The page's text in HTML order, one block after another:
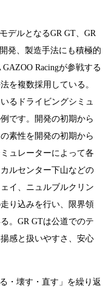
デルとなるGR GT、GR
発、製造手法にも積極的
Racingが参戦する
を複数採用している。
るドライビングシミュ
です。開発の初期から
素性を開発の初期から
ュレーターによって各
ルセンター下山などの
イ、ニュルブルクリン
り込みを行い、限界領
。GR GTは公道でのテ
感と扱いやすさ、安心
・壊す・直す」を繰り返